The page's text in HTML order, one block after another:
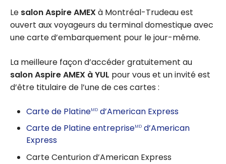
Le salon Aspire AMEXà Montréal-Trudeau est
ouvert aux voyageurs du terminal domestique avec
une carte d’embarquement pour le jour-même.
La meilleure façon d’accéder gratuitement au
salon Aspire AMEX à YUL pour vous et un invité est
d’être titulaire de l’une de ces cartes :
Carte de PlatineMD d’American Express
Carte de Platine entrepriseMD d’American
Express
Carte Centurion d’American Express